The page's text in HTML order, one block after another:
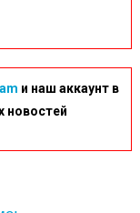
и наш аккаунт в
новостей